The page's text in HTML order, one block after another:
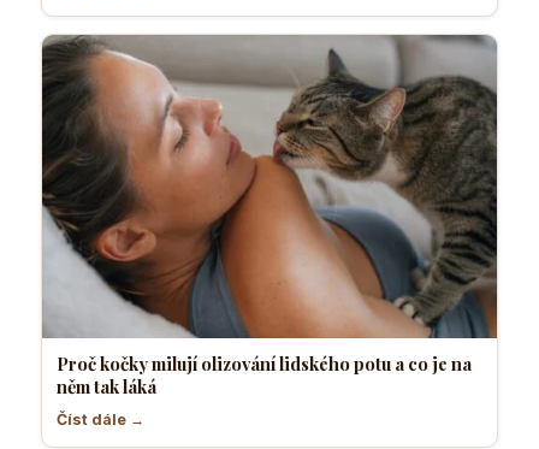
Proč kočky milují olizování lidského potu a co je na
něm tak láká
Číst dále →